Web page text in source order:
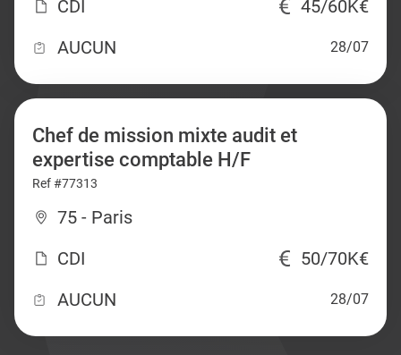
CDI
45/60K€
AUCUN
28/07
Chef de mission mixte audit et
expertise comptable H/F
Ref #77313
75 - Paris
CDI
50/70K€
AUCUN
28/07